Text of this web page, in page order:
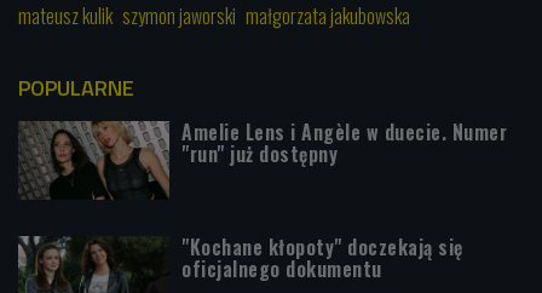
mateusz kulik szymon jaworski małgorzata jakubowska
POPULARNE
Amelie Lens i Angèle w duecie. Numer
"run" już dostępny
"Kochane kłopoty" doczekają się
oficjalnego dokumentu